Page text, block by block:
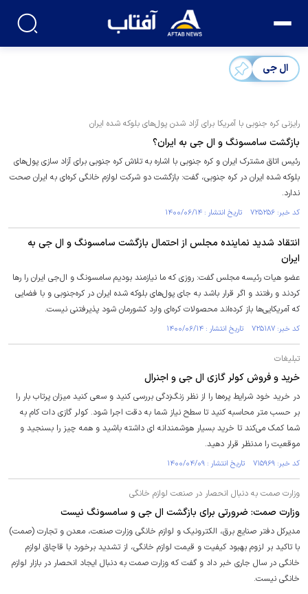
ال جی
رایزنی کره جنوبی با آمریکا برای آزاد شدن پول‌های بلوکه شده ایران
بازگشت سامسونگ و ال‎ جی به ایران؟
رئیس اتاق مشترک ایران و کره جنوبی با اشاره به تلاش کره جنوبی برای آزاد سازی پول‌های
بلوکه شده ایران در کره جنوبی، گفت: بازگشت دو شرکت لوازم خانگی کره‌ای به ایران صحت
ندارد.
کد خبر: ۷۲۵۲۵۶ تاریخ انتشار : ۱۴۰۰/۰۶/۱۴
انتقاد شدید نماینده مجلس از احتمال بازگشت سامسونگ و ال جی به
ایران
عضو هیات رئیسه مجلس گفت: روزی که ما نیازمند بودیم سامسونگ و ال‌جی ایران را رها
کردند و رفتند و اگر قرار باشد به جای پول‌های بلوکه شده ایران در کره‌جنوبی و با فضایی
که آمریکایی‌ها باز کرده‌اند محصولات کره‌ای وارد کشورمان شود پذیرفتنی نیست.
کد خبر: ۷۲۵۱۸۷ تاریخ انتشار : ۱۴۰۰/۰۶/۱۴
تبلیغات
خرید و فروش کولر گازی ال جی و اجنرال
در خرید خود شرایط پره‌ها را از نظر زنگ‌زدگی بررسی کنید و سعی کنید میزان پرتاب بار را
بر حسب متر محاسبه کنید تا سطح نیاز شما به دقت اجرا شود. کولر گازی دات کام به
شما کمک می‌کند تا خرید بسیار هوشمندانه ای داشته باشید و همه چیز را بسنجید و
موقعیت را مدنظر قرار دهید.
کد خبر: ۷۱۵۹۶۹ تاریخ انتشار : ۱۴۰۰/۰۴/۰۹
وزارت صمت به دنبال انحصار در صنعت لوازم خانگی
وزارت صمت: ضرورتی برای بازگشت ال جی و سامسونگ نیست
مدیرکل دفتر صنایع برق، الکترونیک و لوازم خانگی وزارت صنعت، معدن و تجارت (صمت)
با تاکید بر لزوم بهبود کیفیت و قیمت لوازم خانگی، از تشدید برخورد با قاچاق لوازم
خانگی در سال جاری خبر داد و گفت که وزارت صمت به دنبال ایجاد انحصار در بازار لوازم
خانگی نیست.